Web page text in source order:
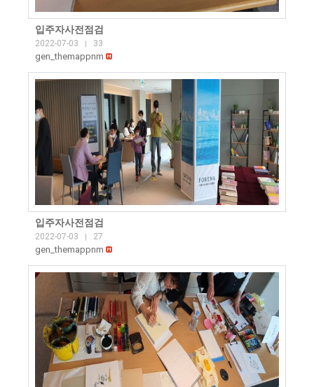
입주자사전점검
2022-07-03 33
gen_themappnm
입주자사전점검
2022-07-03 27
gen_themappnm